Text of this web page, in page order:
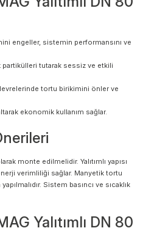
engeller, sistemin performansını ve
partikülleri tutarak sessiz ve etkili
devrelerinde tortu birikimini önler ve
ekonomik kullanım sağlar.
monte edilmelidir. Yalıtımlı yapısı
verimliliği sağlar. Manyetik tortu
Sistem basıncı ve sıcaklık
Yalıtımlı DN 80